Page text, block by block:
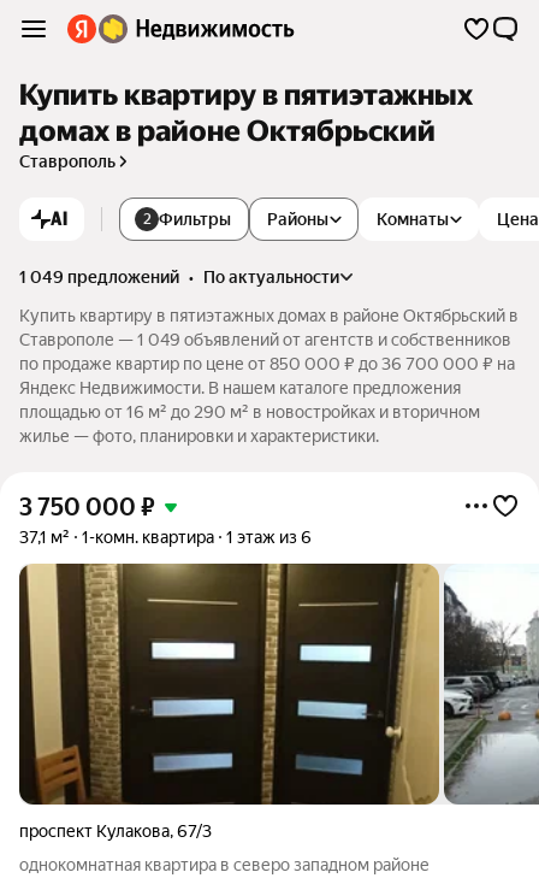
Купить квартиру в пятиэтажных
домах в районе Октябрьский
Ставрополь
AI 2 Фильтры Комнаты Цена
Районы
1 049 предложений •
по актуальности
Купить квартиру в пятиэтажных домах в районе Октябрьский в
Ставрополе — 1 049 объявлений от агентств и собственников
по продаже квартир по цене от 850 000 ₽ до 36 700 000 ₽ на
Яндекс Недвижимости. В нашем каталоге предложения
площадью от 16 м² до 290 м² в новостройках и вторичном
жилье — фото, планировки и характеристики.
3 750 000 ₽
37,1 м² 1-комн. квартира 1 этаж из 6
проспект Кулакова,67/3
однокомнатная квартира в северо западном районе